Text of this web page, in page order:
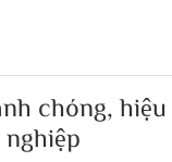
chóng, hiệu